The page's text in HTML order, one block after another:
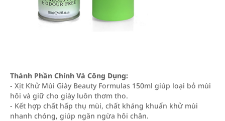
Thành Phần Chính Và Công Dụng:
- Xịt Khử Mùi Giày Beauty Formulas 150ml giúp loại bỏ mùi
hôi và giữ cho giày luôn thơm tho.
- Kết hợp chất hấp thụ mùi, chất kháng khuẩn khử mùi
nhanh chóng, giúp ngăn ngừa hôi chân.